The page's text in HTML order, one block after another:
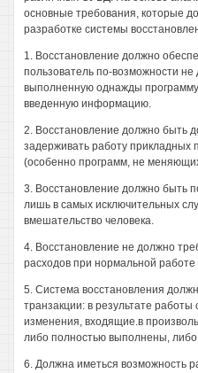
основные требования, которые
разработке системы
1. Восстановление должно
пользователь по-возможности
выполненную однажды программу
введенную информацию.
2. Восстановление должно быть
задерживать работу
(особенно программ, не
3. Восстановление должно быть
лишь в самых исключительных
вмешательство человека.
4. Восстановление не должно
расходов при нормальной
5. Система восстановления
транзакции: в результате
изменения, входящие.в
либо полностью выполнены,
6. Должна иметься возможность